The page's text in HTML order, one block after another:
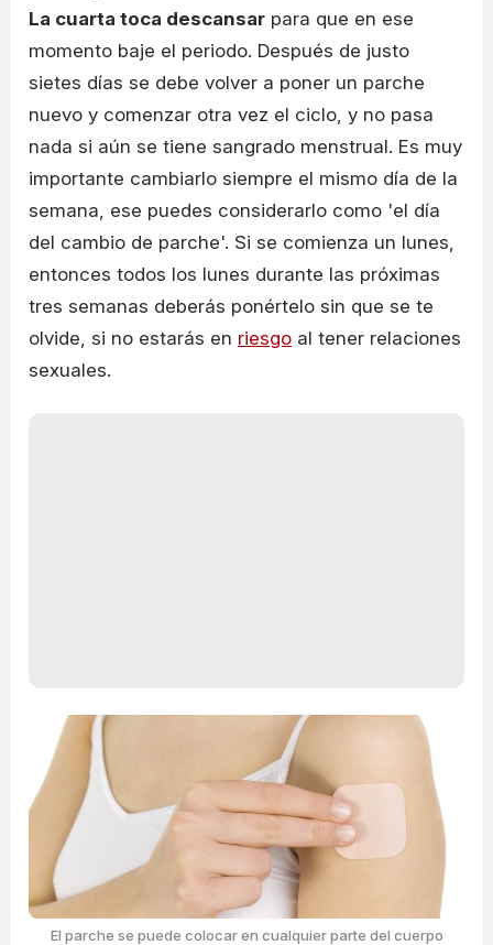
La cuarta toca descansar para que en ese
momento baje el periodo. Después de justo
sietes días se debe volver a poner un parche
nuevo y comenzar otra vez el ciclo, y no pasa
nada si aún se tiene sangrado menstrual. Es muy
importante cambiarlo siempre el mismo día de la
semana, ese puedes considerarlo como 'el día
del cambio de parche'. Si se comienza un lunes,
entonces todos los lunes durante las próximas
tres semanas deberás ponértelo sin que se te
olvide, si no estarás en riesgo al tener relaciones
sexuales.
El parche se puede colocar en cualquier parte del cuerpo